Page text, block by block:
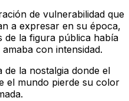
de vulnerabilidad que
a expresar en su época,
de la figura pública había
con intensidad.
de la nostalgia donde el
el mundo pierde su color